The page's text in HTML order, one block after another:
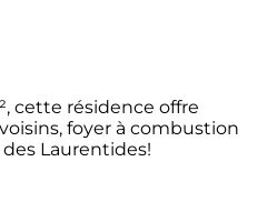
cette résidence offre
foyer à combustion
Laurentides!